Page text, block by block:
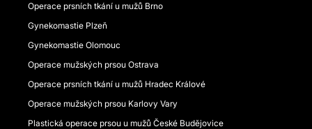
Operace prsních tkání u mužů Brno
Gynekomastie Plzeň
Gynekomastie Olomouc
Operace mužských prsou Ostrava
Operace prsních tkání u mužů Hradec Králové
Operace mužských prsou Karlovy Vary
Plastická operace prsou u mužů České Budějovice